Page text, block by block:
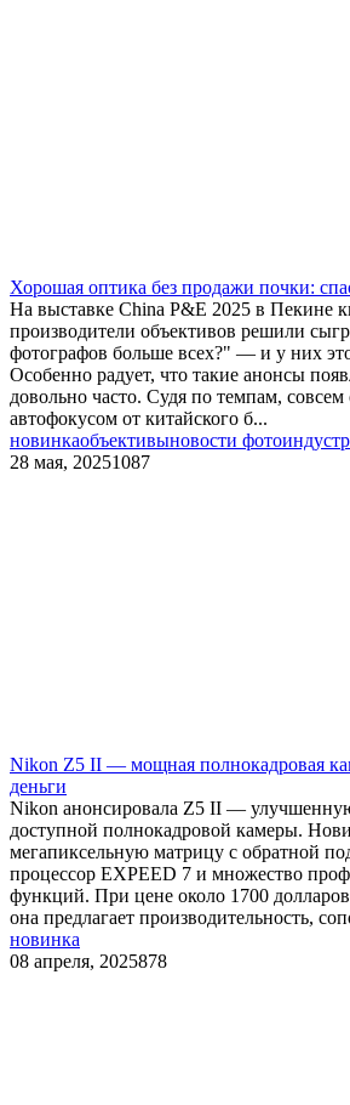
Хорошая оптика без продажи почки:
На выставке China P&E 2025 в Пекине
производители объективов решили
фотографов больше всех?" — и у них
Особенно радует, что такие анонсы
довольно часто. Судя по темпам, совсем
автофокусом от китайского б...
новинкаобъективыновости
28 мая, 20251087
​Nikon Z5 II — мощная полнокадровая
деньги
Nikon анонсировала Z5 II —
доступной полнокадровой камеры.
мегапиксельную матрицу с обратной
процессор EXPEED 7 и множество
функций. При цене около 1700
она предлагает производительность,
новинка
08 апреля, 2025878